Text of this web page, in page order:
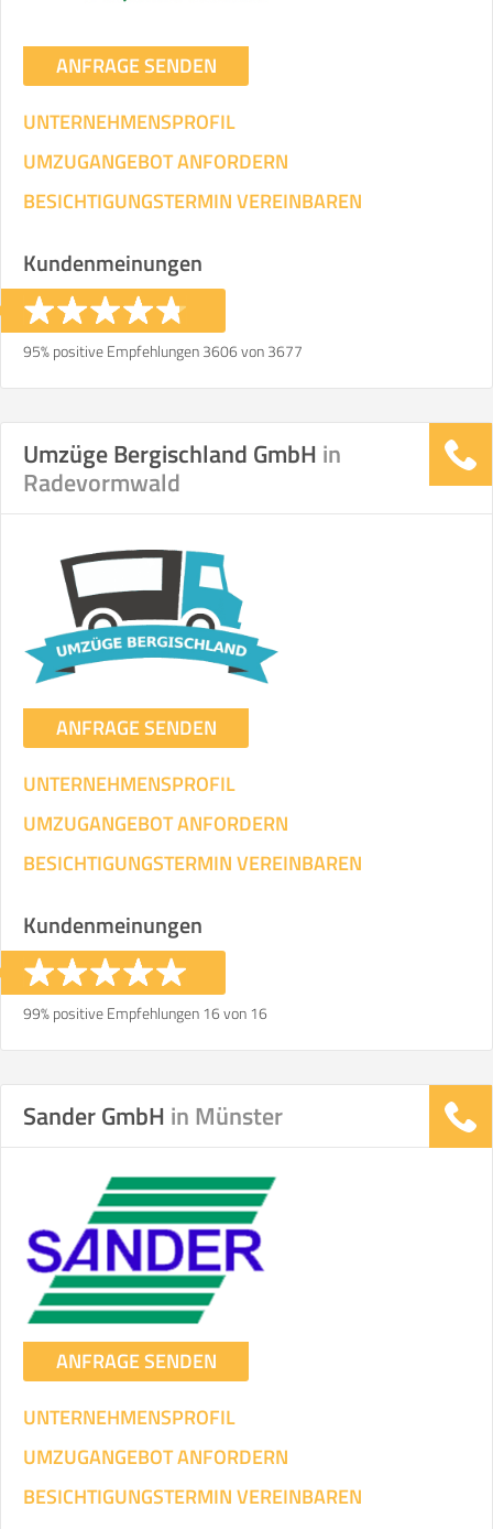
ANFRAGE SENDEN
UNTERNEHMENSPROFIL
UMZUGANGEBOT ANFORDERN
BESICHTIGUNGSTERMIN VEREINBAREN
Kundenmeinungen
95% positive Empfehlungen 3606 von 3677
Umzüge Bergischland GmbH in
Radevormwald
ANFRAGE SENDEN
UNTERNEHMENSPROFIL
UMZUGANGEBOT ANFORDERN
BESICHTIGUNGSTERMIN VEREINBAREN
Kundenmeinungen
99% positive Empfehlungen 16 von 16
Sander GmbH in Münster
ANFRAGE SENDEN
UNTERNEHMENSPROFIL
UMZUGANGEBOT ANFORDERN
BESICHTIGUNGSTERMIN VEREINBAREN